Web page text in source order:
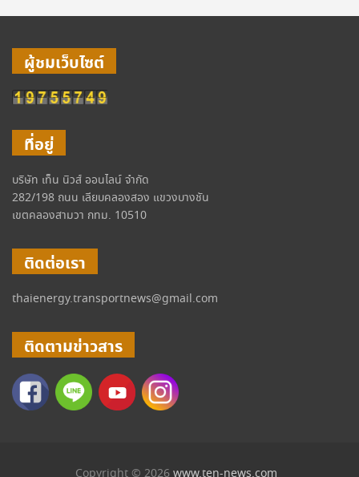
ผู้ชมเว็บไซต์
ที่อยู่
บริษัท เท็น นิวส์ ออนไลน์ จำกัด
282/198 ถนน เลียบคลองสอง แขวงบางชัน
เขตคลองสามวา กทม. 10510
ติดต่อเรา
thaienergy.transportnews@gmail.com
ติดตามข่าวสาร